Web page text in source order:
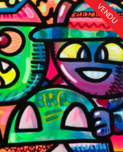
VENDU